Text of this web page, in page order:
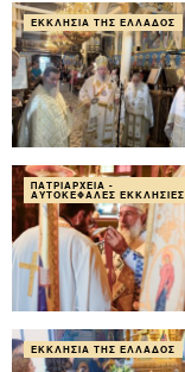
ΕΚΚΛΗΣΊΑ ΤΗΣ ΕΛΛΆΔΟΣ
ΠΑΤΡΙΑΡΧΕΊΑ -
ΑΥΤΟΚΈΦΑΛΕΣ ΕΚΚΛΗΣΊΕΣ
ΕΚΚΛΗΣΊΑ ΤΗΣ ΕΛΛΆΔΟΣ